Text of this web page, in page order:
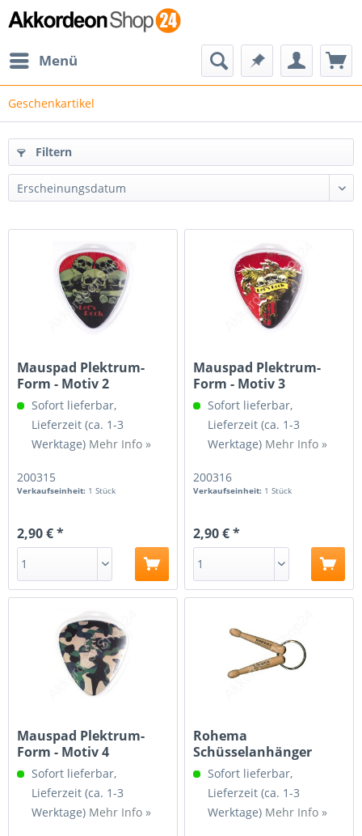
Menü
Geschenkartikel
Filtern
Mauspad Plektrum-
Form - Motiv 2
Sofort lieferbar,
Lieferzeit (ca. 1-3
Werktage) Mehr Info »
200315
Verkaufseinheit: 1 Stück
2,90 € *
Mauspad Plektrum-
Form - Motiv 3
Sofort lieferbar,
Lieferzeit (ca. 1-3
Werktage) Mehr Info »
200316
Verkaufseinheit: 1 Stück
2,90 € *
Mauspad Plektrum-
Form - Motiv 4
Sofort lieferbar,
Lieferzeit (ca. 1-3
Werktage) Mehr Info »
Rohema
Schüsselanhänger
Drumsticks 61220
Sofort lieferbar,
Lieferzeit (ca. 1-3
Werktage) Mehr Info »